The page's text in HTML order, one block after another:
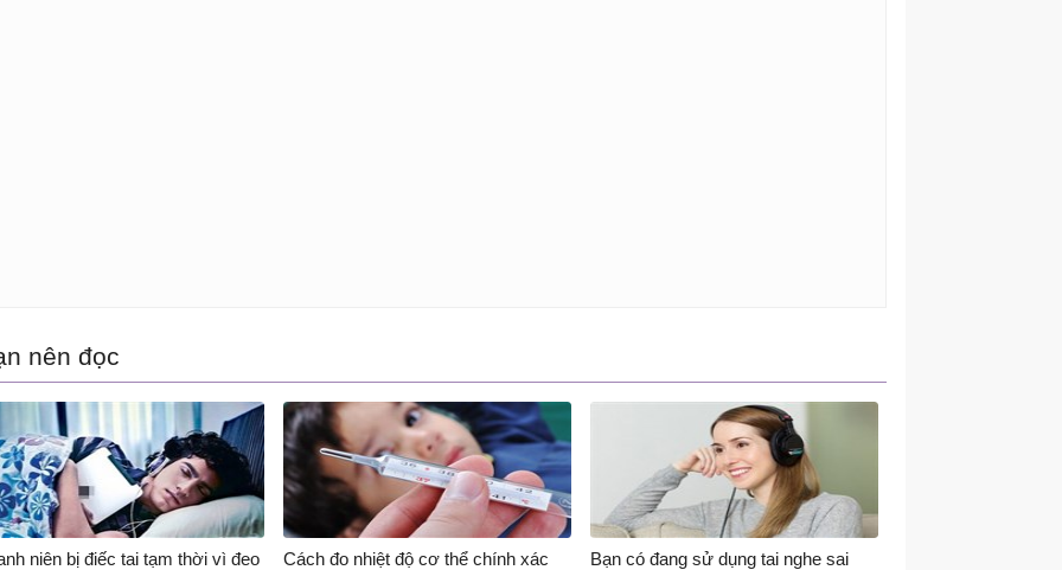
nên đọc
niên bị điếc tai tạm thời vì đeo
Cách đo nhiệt độ cơ thể chính xác
Bạn có đang sử dụng tai nghe sai